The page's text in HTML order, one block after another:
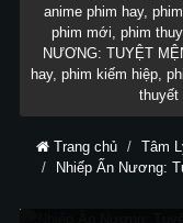
anime phim hay,
phim mới, phim
NƯƠNG: TUYỆT
hay, phim kiếm hiệp,
thuyết
Trang chủ Tâm
Nhiếp Ấn Nương: